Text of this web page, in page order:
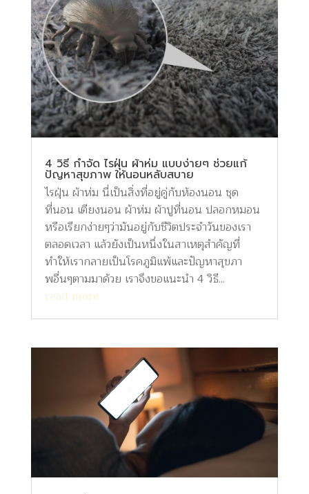
4 วิธี กำจัด ไรฝุ่น ผ้าห่ม แบบง่ายๆ ช่วยแก้
ปัญหาสุขภาพ ให้นอนหลับสบาย
ไรฝุ่น ผ้าห่ม นี่เป็นสิ่งที่อยู่คู่กับห้องนอน ชุด
ที่นอน เตียงนอน ผ้าห่ม ผ้าปูที่นอน ปลอกหมอน
หรือเรียกง่ายๆว่ามันอยู่กับชีวิตประจำวันของเรา
ตลอดเวลา แล้วยังเป็นหนึ่งในสาเหตุสำคัญที่
ทำให้เรากลายเป็นโรคภูมิแพ้และปัญหาสุขภา
พอื่นๆตามมาด้วย เราจึงขอแนะนำ 4 วิธี...
read more